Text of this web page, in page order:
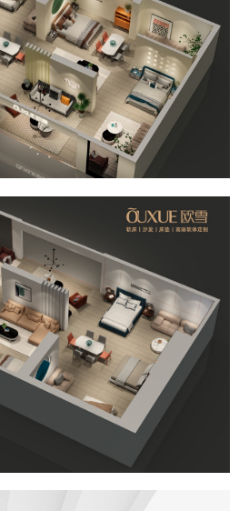
都市星耀
中古风